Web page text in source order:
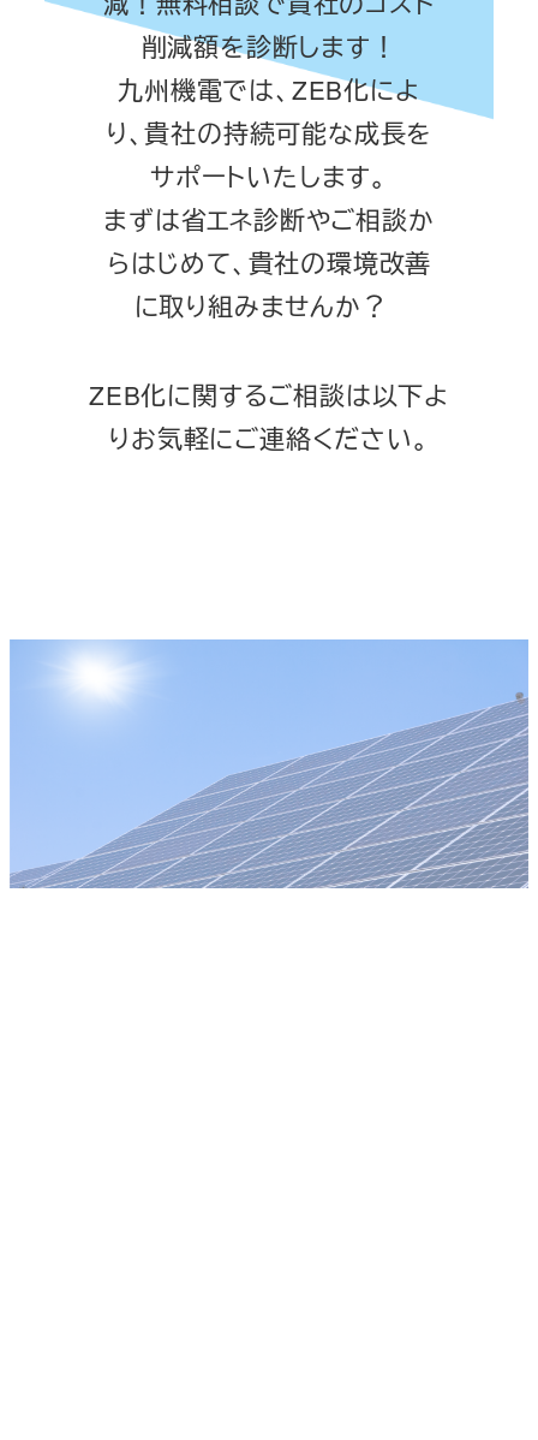
削減額を診断します！
九州機電では、ZEB化によ
り、貴社の持続可能な成長を
サポートいたします。
まずは省エネ診断やご相談か
らはじめて、貴社の環境改善
に取り組みませんか？
ZEB化に関するご相談は以下よ
りお気軽にご連絡ください。